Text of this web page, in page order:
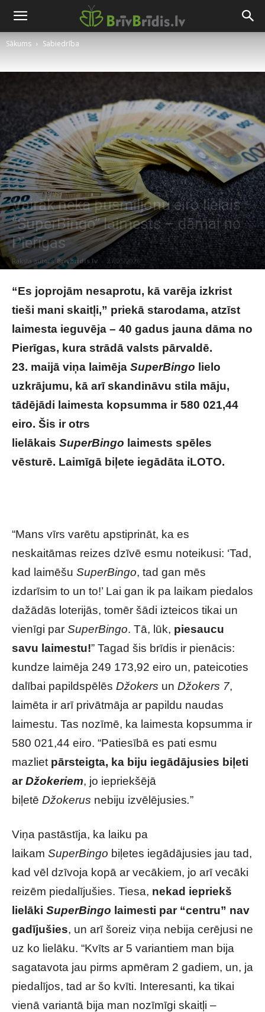
Sākums Sabiedrība
Vairāk nekā pusmiljonu eiro lielais
“SuperBingo” laimests – dāmai no
Pierīgas
Raksta autors Brivbridis.lv - 27/05/2026
“Es joprojām nesaprotu, kā varēja izkrist
tieši mani skaitļi,” priekā starodama, atzīst
laimesta ieguvēja – 40 gadus jauna dāma no
Pierīgas, kura strādā valsts pārvaldē.
23. maijā viņa laimēja SuperBingo lielo
uzkrājumu, kā arī skandināvu stila māju,
tādējādi laimesta kopsumma ir 580 021,44
eiro. Šis ir otrs
lielākais SuperBingo laimests spēles
vēsturē. Laimīgā biļete iegādāta iLOTO.
“Mans vīrs varētu apstiprināt, ka es
neskaitāmas reizes dzīvē esmu noteikusi: ‘Tad,
kad laimēšu SuperBingo, tad gan mēs
izdarīsim to un to!’ Lai gan ik pa laikam piedalos
dažādās loterijās, tomēr šādi izteicos tikai un
vienīgi par SuperBingo. Tā, lūk, piesaucu
savu laimestu!” Tagad šis brīdis ir pienācis:
kundze laimēja 249 173,92 eiro un, pateicoties
dalībai papildspēlēs Džokers un Džokers 7,
laimēta ir arī privātmāja ar papildu naudas
laimestu. Tas nozīmē, ka laimesta kopsumma ir
580 021,44 eiro. “Patiesībā es pati esmu
mazliet pārsteigta, ka biju iegādājusies biļeti
arDžokeriem, jo iepriekšējā
biļetē Džokerus nebiju izvēlējusies.”
Viņa pastāstīja, ka laiku pa
laikam SuperBingo biļetes iegādājusies jau tad,
kad vēl dzīvoja kopā ar vecākiem, jo arī vecāki
reizēm piedalījušies. Tiesa, nekad iepriekš
lielāki SuperBingo laimesti par “centru” nav
gadījušies, un arī šoreiz viņa nebija cerējusi ne
uz ko lielāku. “Kvīts ar 5 variantiem man bija
sagatavota jau pirms apmēram 2 gadiem, un, ja
piedalījos, tad ar šo kvīti. Interesanti, ka tikai
vienā variantā bija man nozīmīgi skaitļi –